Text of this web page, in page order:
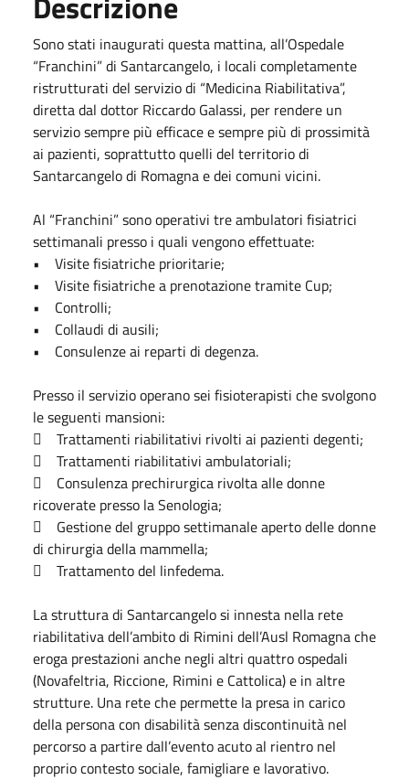
Sono stati inaugurati questa mattina, all’Ospedale
“Franchini” di Santarcangelo, i locali completamente
ristrutturati del servizio di “Medicina Riabilitativa”,
diretta dal dottor Riccardo Galassi, per rendere un
servizio sempre più efficace e sempre più di prossimità
ai pazienti, soprattutto quelli del territorio di
Santarcangelo di Romagna e dei comuni vicini.
Al “Franchini” sono operativi tre ambulatori fisiatrici
settimanali presso i quali vengono effettuate:
• Visite fisiatriche prioritarie;
• Visite fisiatriche a prenotazione tramite Cup;
• Controlli;
• Collaudi di ausili;
• Consulenze ai reparti di degenza.
Presso il servizio operano sei fisioterapisti che svolgono
le seguenti mansioni:
 Trattamenti riabilitativi rivolti ai pazienti degenti;
 Trattamenti riabilitativi ambulatoriali;
 Consulenza prechirurgica rivolta alle donne
ricoverate presso la Senologia;
 Gestione del gruppo settimanale aperto delle donne
di chirurgia della mammella;
 Trattamento del linfedema.
La struttura di Santarcangelo si innesta nella rete
riabilitativa dell’ambito di Rimini dell’Ausl Romagna che
eroga prestazioni anche negli altri quattro ospedali
(Novafeltria, Riccione, Rimini e Cattolica) e in altre
strutture. Una rete che permette la presa in carico
della persona con disabilità senza discontinuità nel
percorso a partire dall’evento acuto al rientro nel
proprio contesto sociale, famigliare e lavorativo.